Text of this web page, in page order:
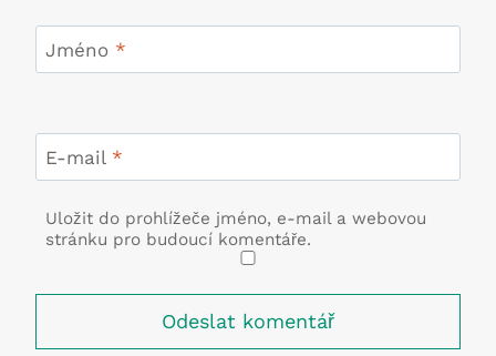
Jméno *
E-mail *
Uložit do prohlížeče jméno, e-mail a webovou
stránku pro budoucí komentáře.